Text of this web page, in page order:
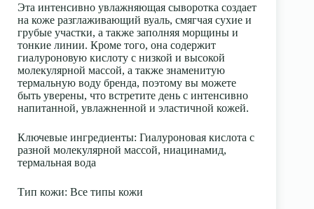
Эта интенсивно увлажняющая сыворотка создает
на коже разглаживающий вуаль, смягчая сухие и
грубые участки, а также заполняя морщины и
тонкие линии. Кроме того, она содержит
гиалуроновую кислоту с низкой и высокой
молекулярной массой, а также знаменитую
термальную воду бренда, поэтому вы можете
быть уверены, что встретите день с интенсивно
напитанной, увлажненной и эластичной кожей.
Ключевые ингредиенты: Гиалуроновая кислота с
разной молекулярной массой, ниацинамид,
термальная вода
Тип кожи: Все типы кожи